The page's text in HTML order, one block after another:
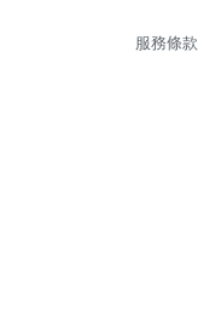
服務條款